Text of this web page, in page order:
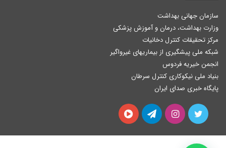
سازمان جهانی بهداشت
وزارت بهداشت، درمان و آموزش پزشكی
مرکز تحقیقات کنترل دخانیات
شبکه ملی پیشگیری از بیماریهای غیرواگیر
انجمن خیریه فردوس
بنیاد ملی نیکوکاری کنترل سرطان
پایگاه خبری صدای ایران
توییتر اینستاگرامتلگرام آپارات